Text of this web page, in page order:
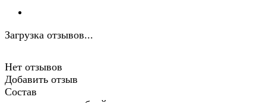
Загрузка отзывов...
Нет отзывов
Добавить отзыв
Состав